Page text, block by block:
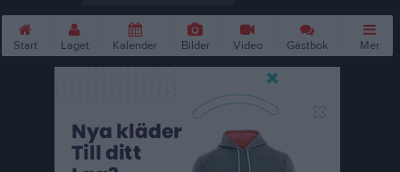
Start Laget Kalender Bilder Video Gästbok Mer